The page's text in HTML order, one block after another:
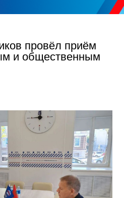
провёл приём
и общественным